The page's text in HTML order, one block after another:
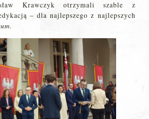
Krawczyk otrzymali szable z
– dla najlepszego z najlepszych